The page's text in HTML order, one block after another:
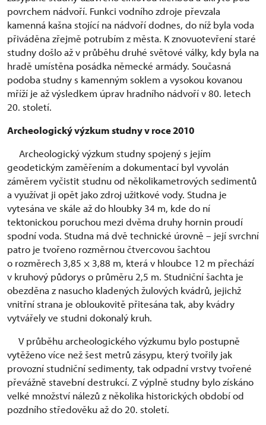
povrchem nádvoří. Funkci vodního zdroje převzala
kamenná kašna stojící na nádvoří dodnes, do níž byla voda
přiváděna zřejmě potrubím z města. K znovuotevření staré
studny došlo až v průběhu druhé světové války, kdy byla na
hradě umístěna posádka německé armády. Současná
podoba studny s kamenným soklem a vysokou kovanou
mříží je až výsledkem úprav hradního nádvoří v 80. letech
20. století.
Archeologický výzkum studny v roce 2010
Archeologický výzkum studny spojený s jejím
geodetickým zaměřením a dokumentací byl vyvolán
záměrem vyčistit studnu od několikametrových sedimentů
a využívat ji opět jako zdroj užitkové vody. Studna je
vytesána ve skále až do hloubky 34 m, kde do ní
tektonickou poruchou mezi dvěma druhy hornin proudí
spodní voda. Studna má dvě technické úrovně – její svrchní
patro je tvořeno rozměrnou čtvercovou šachtou
o rozměrech 3,85 × 3,88 m, která v hloubce 12 m přechází
v kruhový půdorys o průměru 2,5 m. Studniční šachta je
obezděna z nasucho kladených žulových kvádrů, jejichž
vnitřní strana je obloukovitě přitesána tak, aby kvádry
vytvářely ve studni dokonalý kruh.
V průběhu archeologického výzkumu bylo postupně
vytěženo více než šest metrů zásypu, který tvořily jak
provozní studniční sedimenty, tak odpadní vrstvy tvořené
převážně stavební destrukcí. Z výplně studny bylo získáno
velké množství nálezů z několika historických období od
pozdního středověku až do 20. století.